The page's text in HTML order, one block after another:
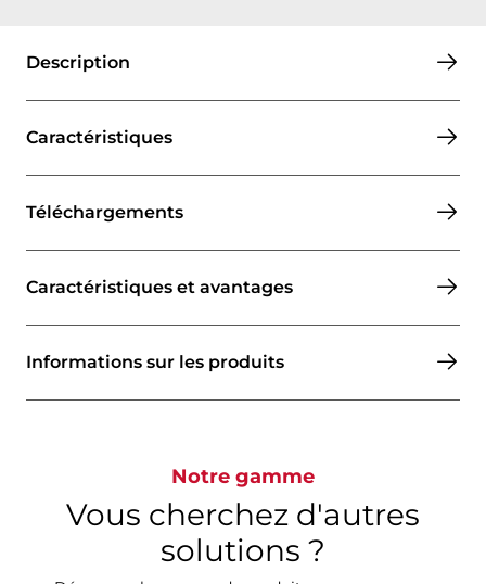
Description
Caractéristiques
Téléchargements
Caractéristiques et avantages
Informations sur les produits
Notre gamme
Vous cherchez d'autres
solutions ?